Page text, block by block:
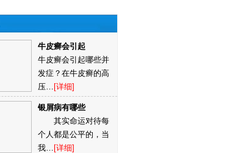
牛皮癣会引起
牛皮癣会引起哪些并
发症？在牛皮癣的高
压… [详细]
银屑病有哪些
其实命运对待每
个人都是公平的，当
我… [详细]